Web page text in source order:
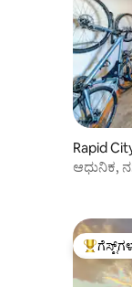
Rapid
ಆಧುನಿಕ,
ಗೆಸ್ಟ್‌ಗಳಿಗೆ